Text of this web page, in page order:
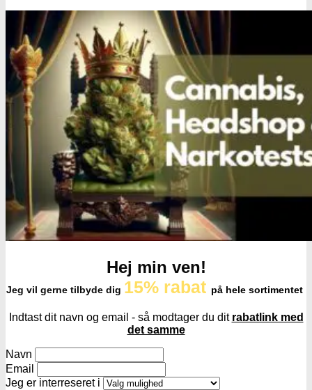
Røgelse
Røgelsespinde
Røgelseskegler
Salviebundter
Røgelsesholdere
Rengøring
Lugt- og duftfjernere
Glasrens
Børster
Tilbehør
Hej min ven!
Jeg vil gerne tilbyde dig 15% rabat på hele sortimentet
Indtast dit navn og email - så modtager du dit rabatlink med
det samme
Navn
Email
Jeg er interreseret i